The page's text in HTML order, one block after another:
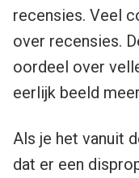
recensies. Veel
over recensies.
oordeel over
eerlijk beeld
Als je het vanuit
dat er een